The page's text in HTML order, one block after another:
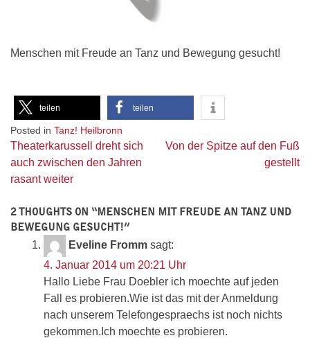
Menschen mit Freude an Tanz und Bewegung gesucht!
teilen teilen
Posted in Tanz! Heilbronn
Beitragsnavigation
Theaterkarussell dreht sich
auch zwischen den Jahren
rasant weiter
Von der Spitze auf den Fuß
gestellt
2 THOUGHTS ON “MENSCHEN MIT FREUDE AN TANZ UND
BEWEGUNG GESUCHT!”
Eveline Fromm sagt:
4. Januar 2014 um 20:21 Uhr
Hallo Liebe Frau Doebler ich moechte auf jeden
Fall es probieren.Wie ist das mit der Anmeldung
nach unserem Telefongespraechs ist noch nichts
gekommen.Ich moechte es probieren.